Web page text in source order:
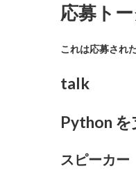
応募トー
これは応募され
talk
Python
スピーカー